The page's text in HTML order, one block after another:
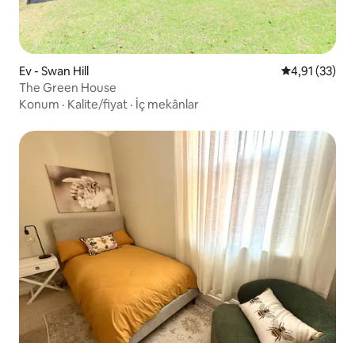
Ev - Swan Hill 5 üzerinden
4,91 (33)
The Green House
Konum · Kalite/fiyat · İç mekânlar